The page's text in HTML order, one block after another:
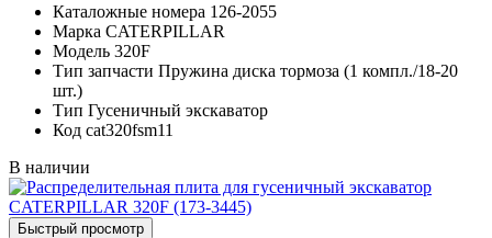
Каталожные номера 126-2055
Марка CATERPILLAR
Модель 320F
Тип запчасти Пружина диска тормоза (1 компл./18-20
шт.)
Тип Гусеничный экскаватор
Код cat320fsm11
В наличии